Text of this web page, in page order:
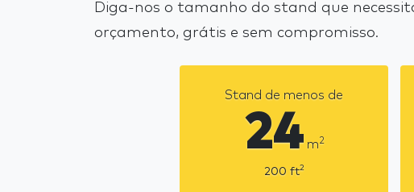
Diga-nos o tamanho do stand que
orçamento, grátis e sem compromisso.
Stand de menos de
24 m2
200 ft2